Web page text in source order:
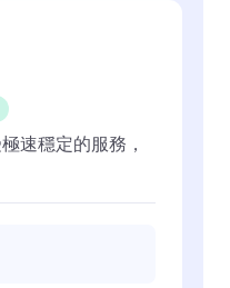
速穩定的服務，